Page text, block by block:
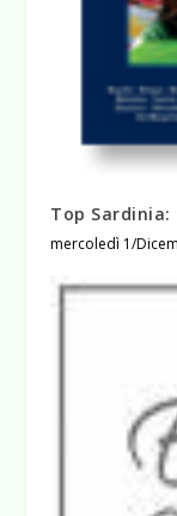
Top Sardinia:
mercoledì 1/